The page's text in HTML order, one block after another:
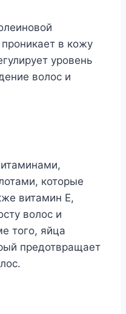
в кожу
уровень
волос и
которые
витамин Е,
волос и
того, яйца
предотвращает